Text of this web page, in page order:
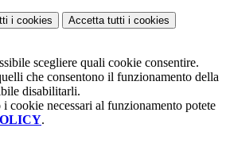
i cookies Accetta tutti i cookies
scegliere quali cookie consentire.
che consentono il funzionamento della
disabilitarli.
cookie necessari al funzionamento potete
.